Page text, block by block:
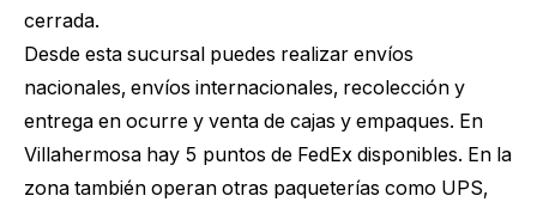
cerrada.
Desde esta sucursal puedes realizar envíos
nacionales, envíos internacionales, recolección y
entrega en ocurre y venta de cajas y empaques. En
Villahermosa hay 5 puntos de FedEx disponibles. En la
zona también operan otras paqueterías como UPS,